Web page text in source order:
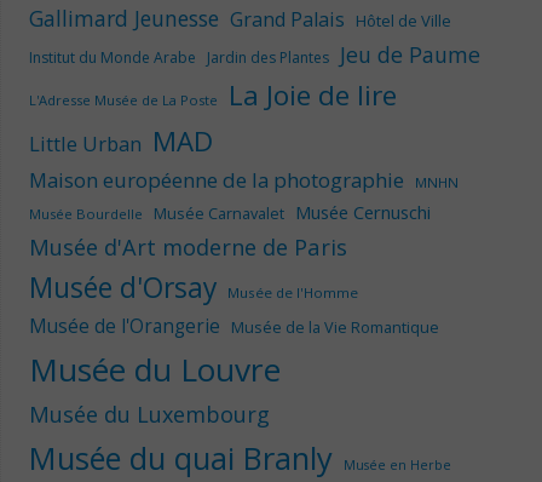
Gallimard Jeunesse Grand Palais Hôtel de Ville
Institut du Monde Arabe Jardin des Plantes Jeu de Paume
L'Adresse Musée de La Poste La Joie de lire
Little Urban MAD
Maison européenne de la photographie
MNHN
Musée Bourdelle
Musée Carnavalet Musée Cernuschi
Musée d'Art moderne de Paris
Musée d'Orsay Musée de l'Homme
Musée de l'Orangerie Musée de la Vie Romantique
Musée du Louvre
Musée du Luxembourg
Musée du quai Branly Musée en Herbe